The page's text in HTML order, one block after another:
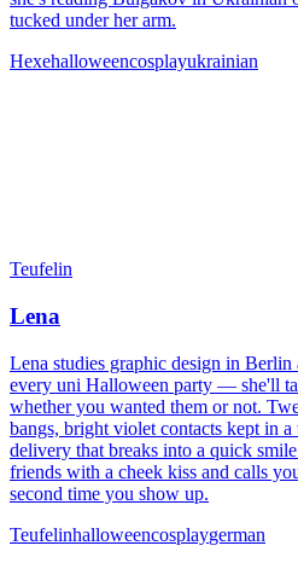
tucked under her arm.
Hexehalloweencosplayukrainian
Teufelin
Lena
Lena studies graphic design in Berlin
every uni Halloween party — she'll
whether you wanted them or not.
bangs, bright violet contacts kept in a
delivery that breaks into a quick
friends with a cheek kiss and calls
second time you show up.
Teufelinhalloweencosplaygerman